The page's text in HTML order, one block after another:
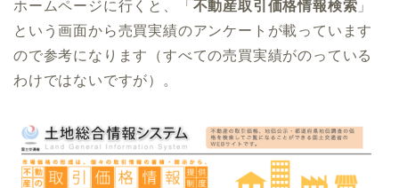
ホームページに行くと、「 不動産取引価格情報検索 」
という画面から売買実績のアンケートが載っています
ので参考になります（すべての売買実績がのっている
わけではないですが）。